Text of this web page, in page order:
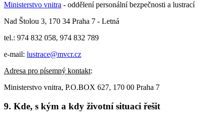
Ministerstvo vnitra - oddělení personální bezpečnosti a lustrací
Nad Štolou 3, 170 34 Praha 7 - Letná
tel.: 974 832 058, 974 832 789
e-mail: lustrace@mvcr.cz
Adresa pro písemný kontakt:
Ministerstvo vnitra, P.O.BOX 627, 170 00 Praha 7
9. Kde, s kým a kdy životní situaci řešit